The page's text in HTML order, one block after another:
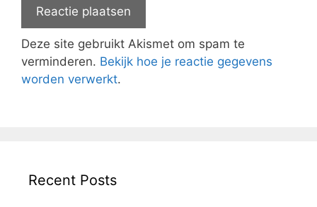
Deze site gebruikt Akismet om spam te
verminderen. Bekijk hoe je reactie gegevens
worden verwerkt.
Recent Posts